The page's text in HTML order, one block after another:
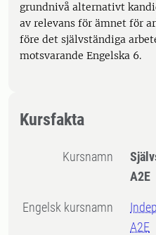
grundnivå alternativt
av relevans för ämnet för
före det självständiga
motsvarande Engelska 6.
Kursfakta
Kursnamn
A2E
Engelsk kursnamn
A2E